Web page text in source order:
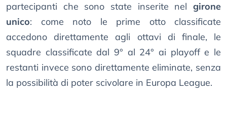
partecipanti che sono state inserite nel girone
unico: come noto le prime otto classificate
accedono direttamente agli ottavi di finale, le
squadre classificate dal 9° al 24° ai playoff e le
restanti invece sono direttamente eliminate, senza
la possibilità di poter scivolare in Europa League.